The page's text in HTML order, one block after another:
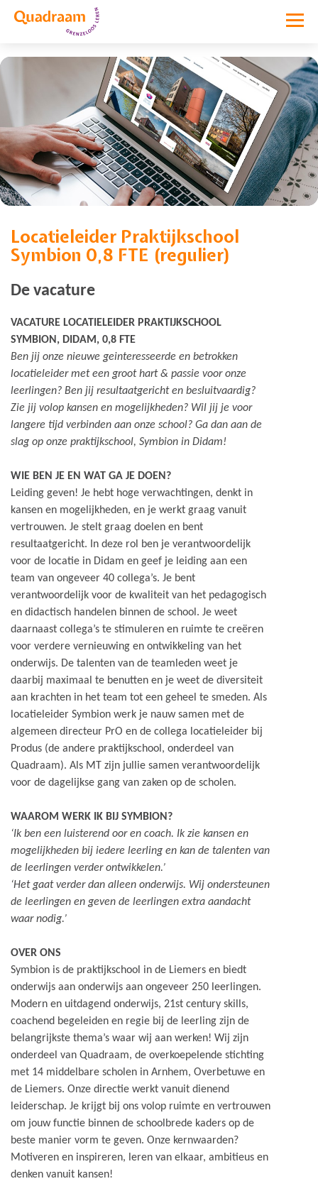
Vacature niet meer actief
Locatieleider Praktijkschool
Symbion 0,8 FTE (regulier)
De vacature
VACATURE LOCATIELEIDER PRAKTIJKSCHOOL
SYMBION, DIDAM, 0,8 FTE
Ben jij onze nieuwe geinteresseerde en betrokken
locatieleider met een groot hart & passie voor onze
leerlingen? Ben jij resultaatgericht en besluitvaardig?
Zie jij volop kansen en mogelijkheden? Wil jij je voor
langere tijd verbinden aan onze school? Ga dan aan de
slag op onze praktijkschool, Symbion in Didam!
WIE BEN JE EN WAT GA JE DOEN?
Leiding geven! Je hebt hoge verwachtingen, denkt in
kansen en mogelijkheden, en je werkt graag vanuit
vertrouwen. Je stelt graag doelen en bent
resultaatgericht. In deze rol ben je verantwoordelijk
voor de locatie in Didam en geef je leiding aan een
team van ongeveer 40 collega’s. Je bent
verantwoordelijk voor de kwaliteit van het pedagogisch
en didactisch handelen binnen de school. Je weet
daarnaast collega’s te stimuleren en ruimte te creëren
voor verdere vernieuwing en ontwikkeling van het
onderwijs. De talenten van de teamleden weet je
daarbij maximaal te benutten en je weet de diversiteit
aan krachten in het team tot een geheel te smeden. Als
locatieleider Symbion werk je nauw samen met de
algemeen directeur PrO en de collega locatieleider bij
Produs (de andere praktijkschool, onderdeel van
Quadraam). Als MT zijn jullie samen verantwoordelijk
voor de dagelijkse gang van zaken op de scholen.
WAAROM WERK IK BIJ SYMBION?
‘Ik ben een luisterend oor en coach. Ik zie kansen en
mogelijkheden bij iedere leerling en kan de talenten van
de leerlingen verder ontwikkelen.’
‘Het gaat verder dan alleen onderwijs. Wij ondersteunen
de leerlingen en geven de leerlingen extra aandacht
waar nodig.’
OVER ONS
Symbion is de praktijkschool in de Liemers en biedt
onderwijs aan onderwijs aan ongeveer 250 leerlingen.
Modern en uitdagend onderwijs, 21st century skills,
coachend begeleiden en regie bij de leerling zijn de
belangrijkste thema’s waar wij aan werken! Wij zijn
onderdeel van Quadraam, de overkoepelende stichting
met 14 middelbare scholen in Arnhem, Overbetuwe en
de Liemers. Onze directie werkt vanuit dienend
leiderschap. Je krijgt bij ons volop ruimte en vertrouwen
om jouw functie binnen de schoolbrede kaders op de
beste manier vorm te geven. Onze kernwaarden?
Motiveren en inspireren, leren van elkaar, ambitieus en
denken vanuit kansen!